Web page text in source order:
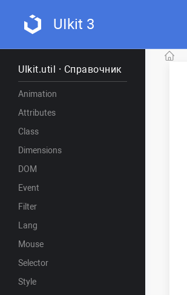
UIkit 3
UIkit.util · Справочник
Animation
Attributes
Class
Dimensions
DOM
Event
Filter
Lang
Mouse
Selector
Style